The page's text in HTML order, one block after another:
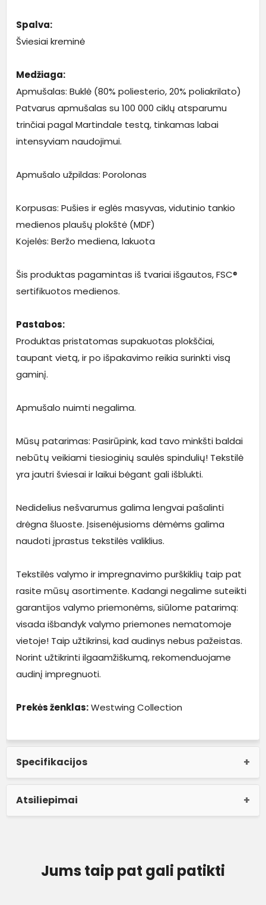
Spalva:
Šviesiai kreminė
Medžiaga:
Apmušalas: Buklė (80% poliesterio, 20% poliakrilato)
Patvarus apmušalas su 100 000 ciklų atsparumu
trinčiai pagal Martindale testą, tinkamas labai
intensyviam naudojimui.
Apmušalo užpildas: Porolonas
Korpusas: Pušies ir eglės masyvas, vidutinio tankio
medienos plaušų plokštė (MDF)
Kojelės: Beržo mediena, lakuota
Šis produktas pagamintas iš tvariai išgautos, FSC®
sertifikuotos medienos.
Pastabos:
Produktas pristatomas supakuotas plokščiai,
taupant vietą, ir po išpakavimo reikia surinkti visą
gaminį.
Apmušalo nuimti negalima.
Mūsų patarimas: Pasirūpink, kad tavo minkšti baldai
nebūtų veikiami tiesioginių saulės spindulių! Tekstilė
yra jautri šviesai ir laikui bėgant gali išblukti.
Nedidelius nešvarumus galima lengvai pašalinti
drėgna šluoste. Įsisenėjusioms dėmėms galima
naudoti įprastus tekstilės valiklius.
Tekstilės valymo ir impregnavimo purškiklių taip pat
rasite mūsų asortimente. Kadangi negalime suteikti
garantijos valymo priemonėms, siūlome patarimą:
visada išbandyk valymo priemones nematomoje
vietoje! Taip užtikrinsi, kad audinys nebus pažeistas.
Norint užtikrinti ilgaamžiškumą, rekomenduojame
audinį impregnuoti.
Prekės ženklas:Westwing Collection
Specifikacijos
Atsiliepimai
Jums taip pat gali patikti